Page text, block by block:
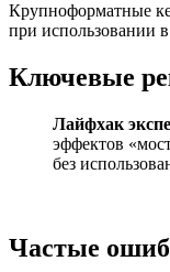
Крупноформатные
при использовании
Ключевые
Лайфхак
эффектов
без
Частые